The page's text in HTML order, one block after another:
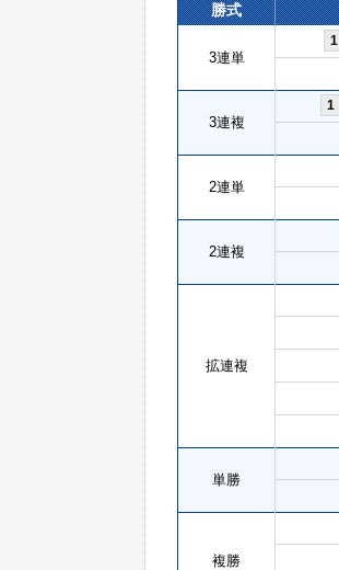
勝式
3連単
1
3連複
1
2連単
2連複
拡連複
単勝
複勝